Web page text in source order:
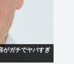
がガチでヤバすぎ